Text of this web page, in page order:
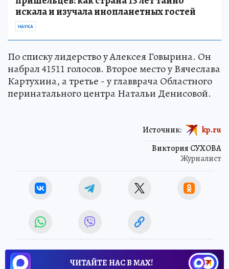
искала и изучала инопланетных гостей
НАУКА
По списку лидерство у Алексея Говырина. Он
набрал 41511 голосов. Второе место у Вячеслава
Картухина, а третье - у главврача Областного
перинатального центра Натальи Денисовой.
Виктория СУХОВА
Журналист
Источник: kp.ru
ЧИТАЙТЕ НАС В МАХ!